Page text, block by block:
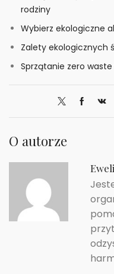
rodziny
Wybierz ekologiczne
Zalety ekologicznych
Sprzątanie zero
O autorze